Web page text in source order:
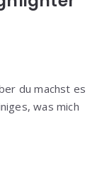
du machst es
was mich